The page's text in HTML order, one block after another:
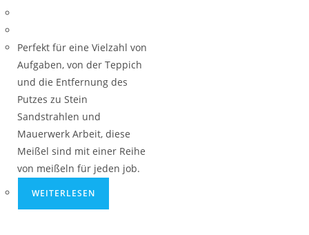
Perfekt für eine Vielzahl von
Aufgaben, von der Teppich
und die Entfernung des
Putzes zu Stein
Sandstrahlen und
Mauerwerk Arbeit, diese
Meißel sind mit einer Reihe
von meißeln für jeden job.
WEITERLESEN